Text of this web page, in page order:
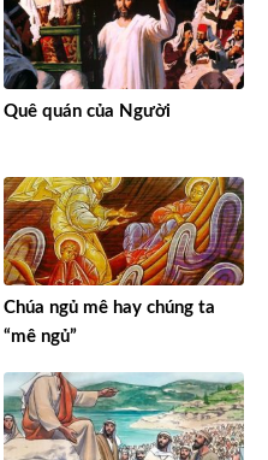
Quê quán của Người
Chúa ngủ mê hay chúng ta
“mê ngủ”